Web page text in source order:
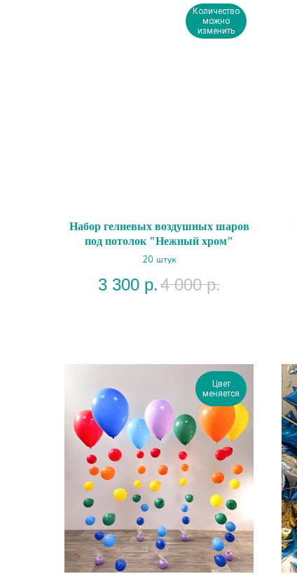
Количество
можно
изменить
Набор гелиевых воздушных шаров
под потолок "Нежный хром"
20 штук
3 300 р.4 000 р.
Цвет
меняется